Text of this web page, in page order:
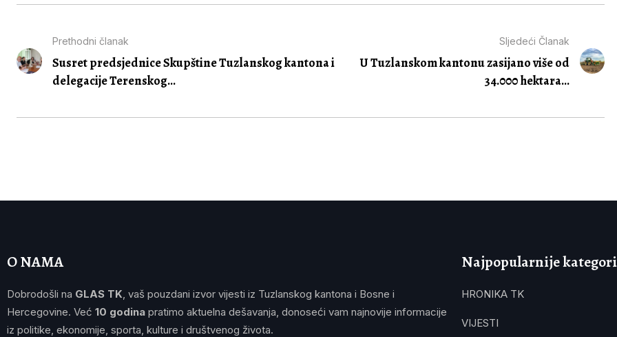
Prethodni članak
Susret predsjednice Skupštine Tuzlanskog kantona i
delegacije Terenskog...
Sljedeći Članak
U Tuzlanskom kantonu zasijano više od
34.000 hektara...
O NAMA
Dobrodošli na GLAS TK, vaš pouzdani izvor vijesti iz Tuzlanskog kantona i Bosne i
Hercegovine. Već 10 godina pratimo aktuelna dešavanja, donoseći vam najnovije informacije
iz politike, ekonomije, sporta, kulture i društvenog života.
Najpopularnije
HRONIKA TK
VIJESTI